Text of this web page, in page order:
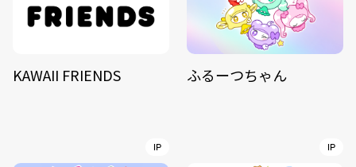
KAWAII FRIENDS ふるーつちゃん
IP IP